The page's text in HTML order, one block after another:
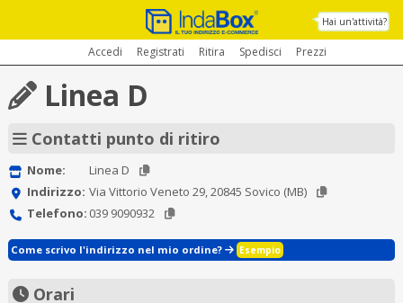
Hai un'attività?
Accedi Registrati Ritira Spedisci Prezzi
Linea D
Contatti punto di ritiro
Nome:
Linea D
Indirizzo: Via Vittorio Veneto 29, 20845 Sovico (MB)
Telefono: 039 9090932
Come scrivo l'indirizzo nel mio ordine? Esempio
Orari